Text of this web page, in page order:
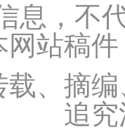
息，不
网站稿
载、摘
追